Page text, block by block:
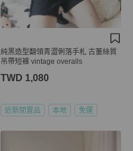
純黑造型翻領青澀俐落手札 古董絲質
吊帶短褲 vintage overalls
TWD 1,080
近新閒置品 本地 免運